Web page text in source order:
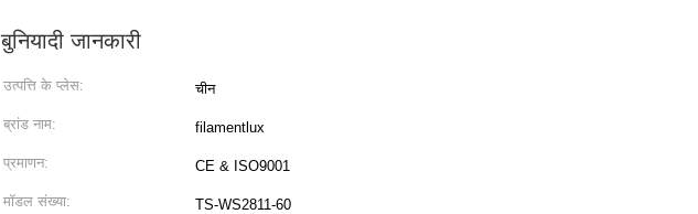
बुनियादी जानकारी
उत्पत्ति के प्लेस: चीन
ब्रांड नाम: filamentlux
प्रमाणन: CE & ISO9001
मॉडल संख्या: TS-WS2811-60